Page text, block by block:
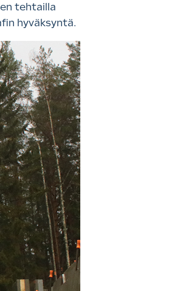
tehtailla
hyväksyntä.